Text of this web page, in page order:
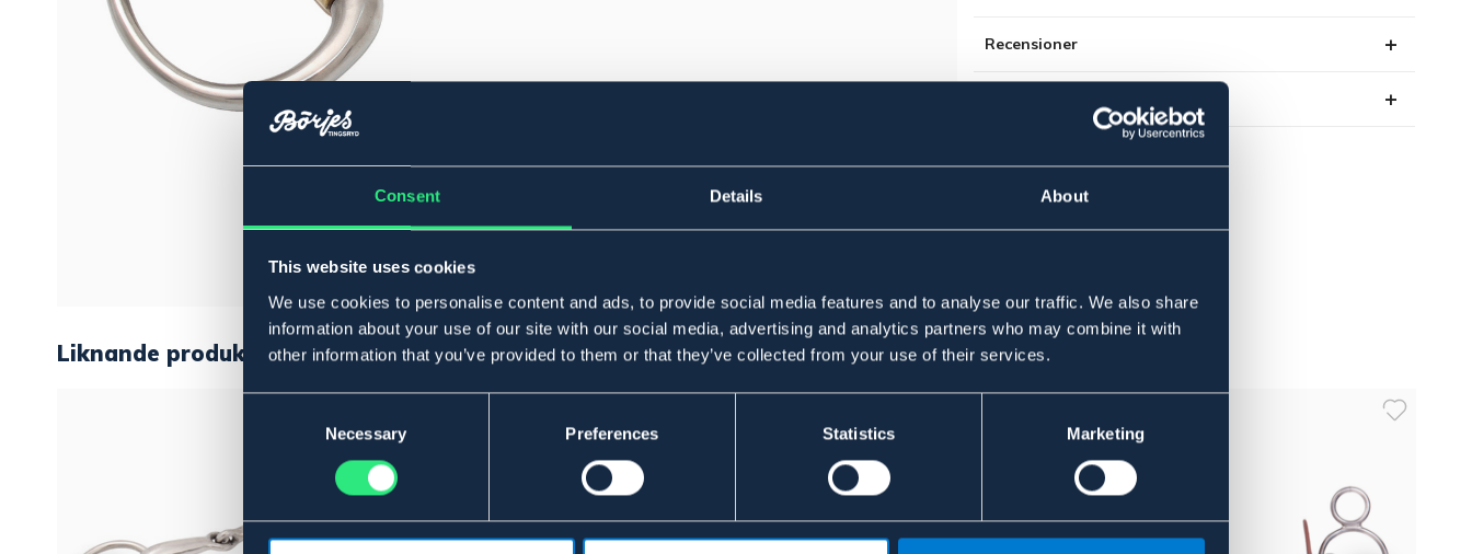
Consent Details About
This website uses cookies
We use cookies to personalise content and ads, to provide social media features and to analyse our traffic. We also share
information about your use of our site with our social media, advertising and analytics partners who may combine it with
other information that you’ve provided to them or that they’ve collected from your use of their services.
Necessary Preferences Statistics Marketing
Recensioner
Liknande produkter